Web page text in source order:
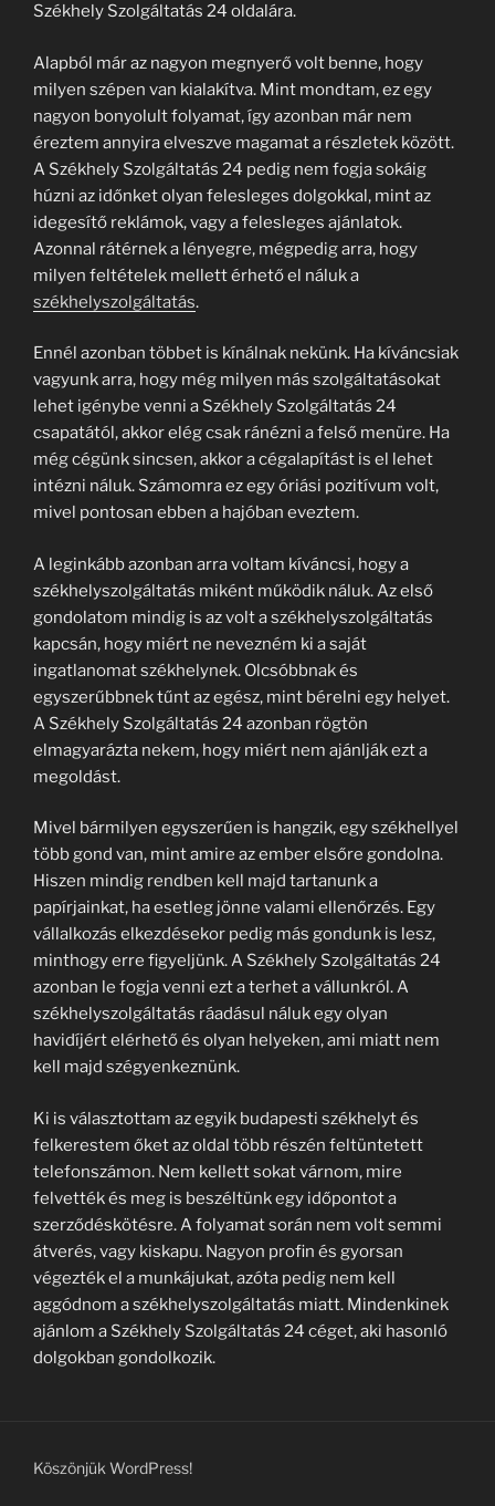
Székhely Szolgáltatás 24 oldalára.
Alapból már az nagyon megnyerő volt benne, hogy
milyen szépen van kialakítva. Mint mondtam, ez egy
nagyon bonyolult folyamat, így azonban már nem
éreztem annyira elveszve magamat a részletek között.
A Székhely Szolgáltatás 24 pedig nem fogja sokáig
húzni az időnket olyan felesleges dolgokkal, mint az
idegesítő reklámok, vagy a felesleges ajánlatok.
Azonnal rátérnek a lényegre, mégpedig arra, hogy
milyen feltételek mellett érhető el náluk a
székhelyszolgáltatás.
Ennél azonban többet is kínálnak nekünk. Ha kíváncsiak
vagyunk arra, hogy még milyen más szolgáltatásokat
lehet igénybe venni a Székhely Szolgáltatás 24
csapatától, akkor elég csak ránézni a felső menüre. Ha
még cégünk sincsen, akkor a cégalapítást is el lehet
intézni náluk. Számomra ez egy óriási pozitívum volt,
mivel pontosan ebben a hajóban eveztem.
A leginkább azonban arra voltam kíváncsi, hogy a
székhelyszolgáltatás miként működik náluk. Az első
gondolatom mindig is az volt a székhelyszolgáltatás
kapcsán, hogy miért ne nevezném ki a saját
ingatlanomat székhelynek. Olcsóbbnak és
egyszerűbbnek tűnt az egész, mint bérelni egy helyet.
A Székhely Szolgáltatás 24 azonban rögtön
elmagyarázta nekem, hogy miért nem ajánlják ezt a
megoldást.
Mivel bármilyen egyszerűen is hangzik, egy székhellyel
több gond van, mint amire az ember elsőre gondolna.
Hiszen mindig rendben kell majd tartanunk a
papírjainkat, ha esetleg jönne valami ellenőrzés. Egy
vállalkozás elkezdésekor pedig más gondunk is lesz,
minthogy erre figyeljünk. A Székhely Szolgáltatás 24
azonban le fogja venni ezt a terhet a vállunkról. A
székhelyszolgáltatás ráadásul náluk egy olyan
havidíjért elérhető és olyan helyeken, ami miatt nem
kell majd szégyenkeznünk.
Ki is választottam az egyik budapesti székhelyt és
felkerestem őket az oldal több részén feltüntetett
telefonszámon. Nem kellett sokat várnom, mire
felvették és meg is beszéltünk egy időpontot a
szerződéskötésre. A folyamat során nem volt semmi
átverés, vagy kiskapu. Nagyon profin és gyorsan
végezték el a munkájukat, azóta pedig nem kell
aggódnom a székhelyszolgáltatás miatt. Mindenkinek
ajánlom a Székhely Szolgáltatás 24 céget, aki hasonló
dolgokban gondolkozik.
Köszönjük WordPress!